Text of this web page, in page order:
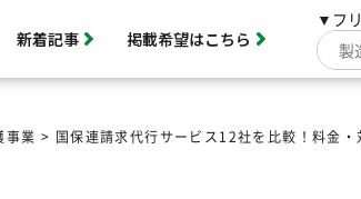
新着記事 掲載希望はこちら
▼フ
事業 > 国保連請求代行サービス12社を比較！料金